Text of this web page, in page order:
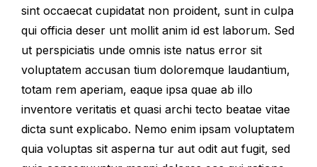
sint occaecat cupidatat non proident, sunt in culpa
qui officia deser unt mollit anim id est laborum. Sed
ut perspiciatis unde omnis iste natus error sit
voluptatem accusan tium doloremque laudantium,
totam rem aperiam, eaque ipsa quae ab illo
inventore veritatis et quasi archi tecto beatae vitae
dicta sunt explicabo. Nemo enim ipsam voluptatem
quia voluptas sit asperna tur aut odit aut fugit, sed